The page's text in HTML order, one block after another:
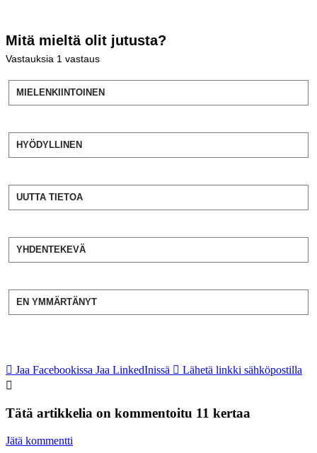
Mitä mieltä olit jutusta?
Vastauksia 1 vastaus
MIELENKIINTOINEN
HYÖDYLLINEN
UUTTA TIETOA
YHDENTEKEVÄ
EN YMMÄRTÄNYT
Jaa Facebookissa Jaa LinkedInissä Lähetä linkki sähköpostilla
Tätä artikkelia on kommentoitu 11 kertaa
Jätä kommentti